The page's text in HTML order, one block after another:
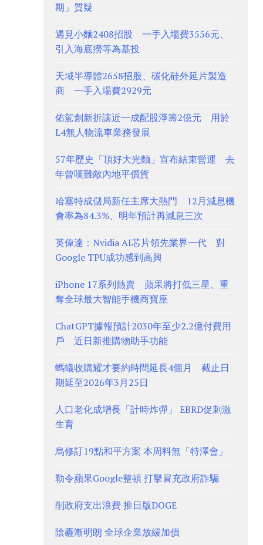
期」質疑
遇見小麵2408招股 一手入場費3556元、
引入海底撈等為基投
天域半導體2658招股、碳化硅外延片製造
商 一手入場費2929元
佑駕創新折讓近一成配股淨籌2億元 用於
L4無人物流車業務發展
57年歷史「頂好大光麵」宣布結束營運 去
年曾嘆難敵內地平價貨
哈塞特成儲局新任主席大熱門 12月減息機
會率為84.3%、明年預計再減息三次
英偉達：Nvidia AI芯片領先業界一代 對
Google TPU成功感到高興
iPhone 17系列熱賣 蘋果將打低三星、重
奪全球最大智能手機商寶座
ChatGPT據報預計2030年至少2.2億付費用
戶 近日新推購物助手功能
螞蟻收購耀才要約時間延長4個月 截止日
期延至2026年3月25日
人口老化成增長「計時炸彈」 EBRD促刺激
生育
烏修訂19點和平方案 本周料無「特澤會」
勒令蘋果Google整頓 打擊冒充政府詐騙
削政府支出浪費 推日版DOGE
陰霾漸明朗 全球企業放緩加價